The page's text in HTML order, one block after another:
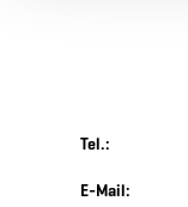
Tel.:
E-Mail: